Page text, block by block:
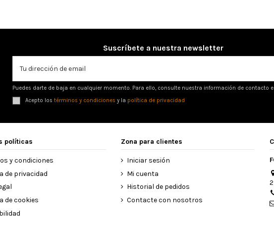
Suscríbete a nuestra newsletter
Puedes darte de baja en cualquier momento. Para ello, consulte nuestra información de contacto
Acepto los términos y condiciones y la política de privacidad
políticas
y condiciones
de privacidad
de cookies
Zona para clientes
Iniciar sesión
Mi cuenta
Historial de pedidos
Contacte con nosotros